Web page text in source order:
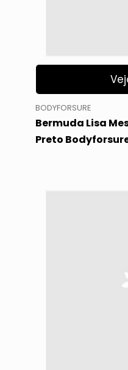
BODYFORSURE
Bermuda Lisa
Preto